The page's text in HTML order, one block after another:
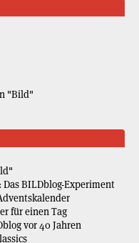
"Bild"
BILDblog-Experiment
für einen Tag
vor 40 Jahren